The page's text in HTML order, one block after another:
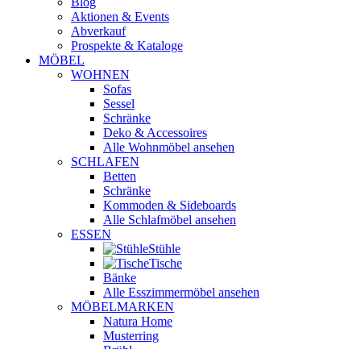
Aktionen & Events
Abverkauf
Prospekte & Kataloge
MÖBEL
WOHNEN
Sofas
Sessel
Schränke
Deko & Accessoires
Alle Wohnmöbel ansehen
SCHLAFEN
Betten
Schränke
Kommoden & Sideboards
Alle Schlafmöbel ansehen
ESSEN
Stühle
Tische
Bänke
Alle Esszimmermöbel ansehen
MÖBELMARKEN
Natura Home
Musterring